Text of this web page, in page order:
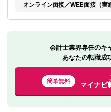
オンライン面接／WEB面接（実
会計士業界専任のキ
あなたの転職成
簡単無料
マイナビ